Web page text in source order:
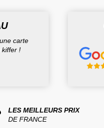
carte
kiffer !
LES MEILLEURS PRIX
DE FRANCE